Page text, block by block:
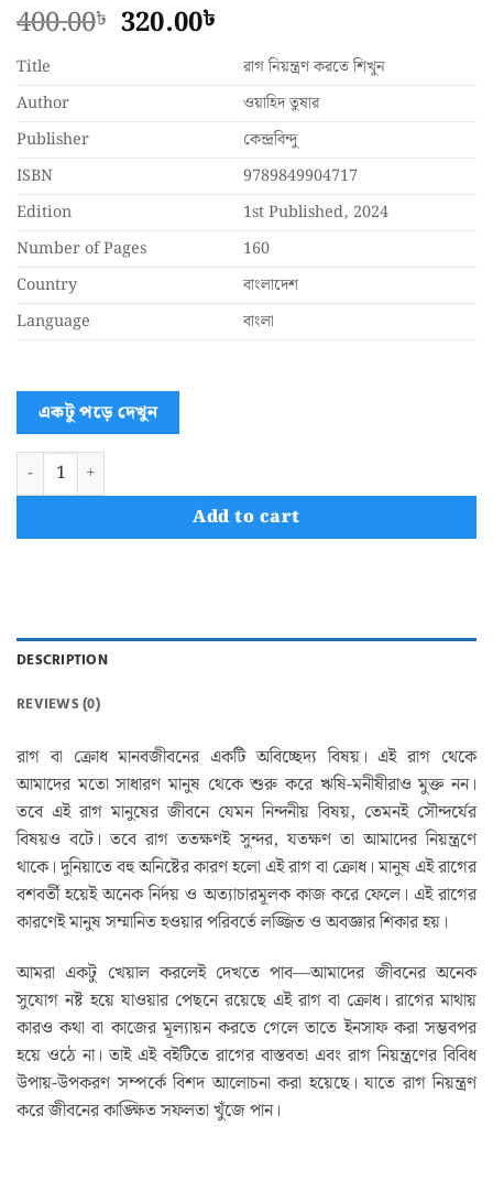
400.00৳ Original
320.00৳
price
is:
320.00৳.
Title
রাগ নিয়ন্ত্রণ করতে শিখুন
Author
ওয়াহিদ তুষার
Publisher
কেন্দ্রবিন্দু
ISBN
9789849904717
Edition
1st Published, 2024
Number of Pages
160
Country
বাংলাদেশ
Language
বাংলা
একটু পড়ে দেখুন
রাগ নিয়ন্ত্রণ করতে শিখুন quantity
Add to cart
DESCRIPTION
REVIEWS (0)
রাগ বা ক্রোধ মানবজীবনের একটি অবিচ্ছেদ্য বিষয়। এই রাগ থেকে
আমাদের মতো সাধারণ মানুষ থেকে শুরু করে ঋষি-মনীষীরাও মুক্ত নন।
তবে এই রাগ মানুষের জীবনে যেমন নিন্দনীয় বিষয়, তেমনই সৌন্দর্যের
বিষয়ও বটে। তবে রাগ ততক্ষণই সুন্দর, যতক্ষণ তা আমাদের নিয়ন্ত্রণে
থাকে। দুনিয়াতে বহু অনিষ্টের কারণ হলো এই রাগ বা ক্রোধ। মানুষ এই রাগের
বশবর্তী হয়েই অনেক নির্দয় ও অত্যাচারমূলক কাজ করে ফেলে। এই রাগের
কারণেই মানুষ সম্মানিত হওয়ার পরিবর্তে লজ্জিত ও অবজ্ঞার শিকার হয়।
আমরা একটু খেয়াল করলেই দেখতে পাব—আমাদের জীবনের অনেক
সুযোগ নষ্ট হয়ে যাওয়ার পেছনে রয়েছে এই রাগ বা ক্রোধ। রাগের মাথায়
কারও কথা বা কাজের মূল্যায়ন করতে গেলে তাতে ইনসাফ করা সম্ভবপর
হয়ে ওঠে না। তাই এই বইটিতে রাগের বাস্তবতা এবং রাগ নিয়ন্ত্রণের বিবিধ
উপায়-উপকরণ সম্পর্কে বিশদ আলোচনা করা হয়েছে। যাতে রাগ নিয়ন্ত্রণ
করে জীবনের কাঙ্ক্ষিত সফলতা খুঁজে পান।